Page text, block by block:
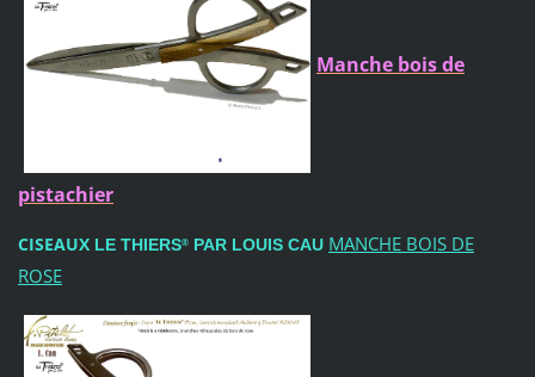
Manche bois de
pistachier
CISEAUX LE THIERS®PAR LOUIS CAU MANCHE BOIS DE
ROSE